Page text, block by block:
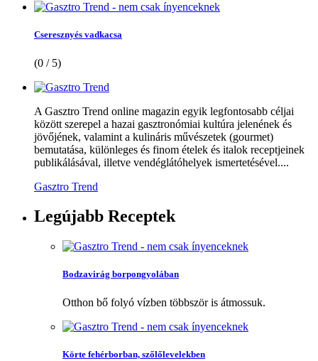
Cseresznyés vadkacsa
(0 / 5)
A Gasztro Trend online magazin egyik legfontosabb céljai
között szerepel a hazai gasztronómiai kultúra jelenének és
jövőjének, valamint a kulináris művészetek (gourmet)
bemutatása, különleges és finom ételek és italok receptjeinek
publikálásával, illetve vendéglátóhelyek ismertetésével....
Gasztro Trend
Legújabb Receptek
Bodzavirág borpongyolában
Otthon bő folyó vízben többször is átmossuk.
Körte fehérborban, szőlőlevelekben